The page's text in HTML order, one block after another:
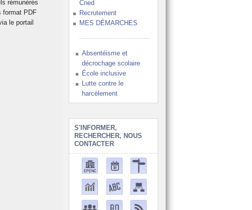
rémunérés
format PDF
le portail
Cned
Recrutement
MES DÉMARCHES
Absentéisme et
décrochage scolaire
École inclusive
Lutte contre le
harcèlement
S'INFORMER,
RECHERCHER, NOUS
CONTACTER